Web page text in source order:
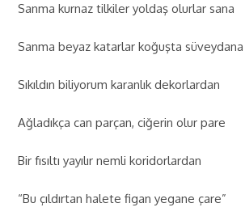
Sanma kurnaz tilkiler yoldaş olurlar sana
Sanma beyaz katarlar koğuşta süveydana
Sıkıldın biliyorum karanlık dekorlardan
Ağladıkça can parçan, ciğerin olur pare
Bir fısıltı yayılır nemli koridorlardan
“Bu çıldırtan halete figan yegane çare”